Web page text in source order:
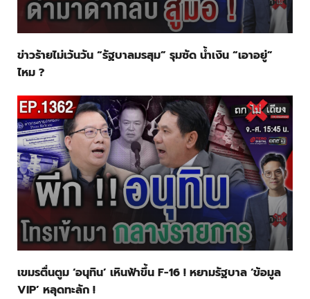
ข่าวร้ายไม่เว้นวัน “รัฐบาลมรสุม” รุมซัด น้ำเงิน “เอาอยู่”
ไหม ?
เขมรตื่นตูม ‘อนุทิน’ เหินฟ้าขึ้น F-16 ! หยามรัฐบาล ‘ข้อมูล
VIP’ หลุดทะลัก !